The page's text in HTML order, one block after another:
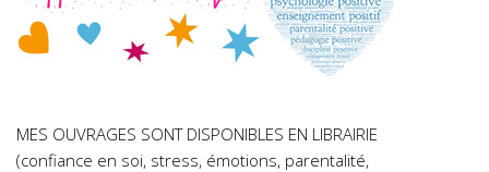
MES OUVRAGES SONT DISPONIBLES EN LIBRAIRIE
(confiance en soi, stress, émotions, parentalité,